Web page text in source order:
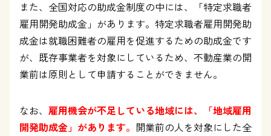
また、全国対応の助成金制度の中には、「特定求職者
雇用開発助成金」があります。特定求職者雇用開発助
成金は就職困難者の雇用を促進するための助成金です
が、既存事業者を対象にしているため、不動産業の開
業前は原則として申請することができません。
なお、 雇用機会が不足している地域には、「地域雇用
開発助成金」があります。 開業前の人を対象にした全